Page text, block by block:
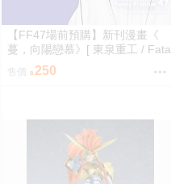
【FF47場前預購】新刊漫畫《
蔓，向陽戀慕》[ 東泉重工 / Fata
aa / 美鈴x手毬 / 秦谷美鈴 / 月村
手毬 / 學園偶像大師 / 全年齡 / 百
售價 250